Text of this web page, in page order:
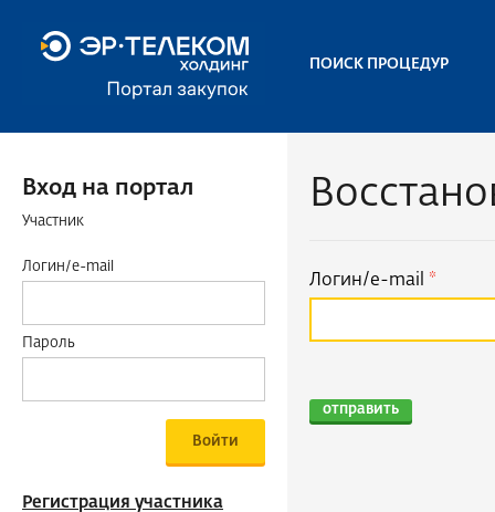
ПОИСК ПРОЦЕДУР
Вход на портал
Участник
Логин/e-mail
Пароль
Войти
Регистрация участника
Логин/e-mail
отправить